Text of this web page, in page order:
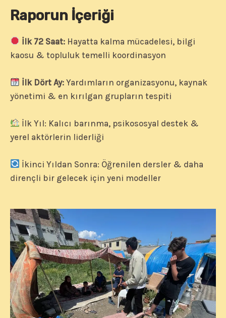
Raporun İçeriği
İlk 72 Saat: Hayatta kalma mücadelesi, bilgi
kaosu & topluluk temelli koordinasyon
İlk Dört Ay:Yardımların organizasyonu, kaynak
yönetimi & en kırılgan grupların tespiti
İlk Yıl: Kalıcı barınma, psikososyal destek &
yerel aktörlerin liderliği
İkinci Yıldan Sonra: Öğrenilen dersler & daha
dirençli bir gelecek için yeni modeller